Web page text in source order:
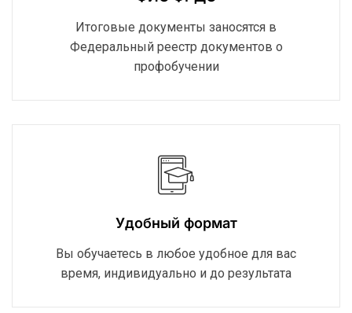
Итоговые документы заносятся в
Федеральный реестр документов о
профобучении
Удобный формат
Вы обучаетесь в любое удобное для вас
время, индивидуально и до результата